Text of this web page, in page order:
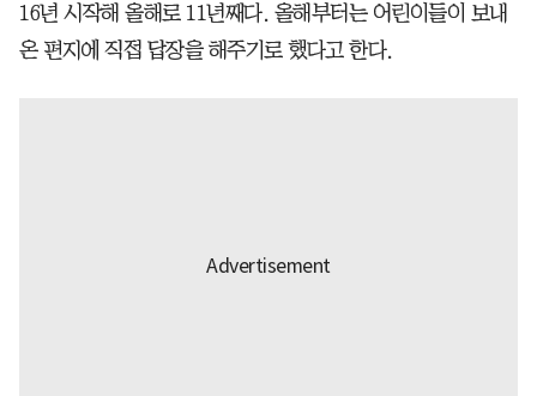
16년 시작해 올해로 11년째다. 올해부터는 어린이들이 보내
온 편지에 직접 답장을 해주기로 했다고 한다.